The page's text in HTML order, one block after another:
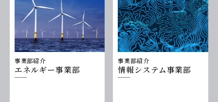
事業部紹介
エネルギー事業部
事業部紹介
情報システム事業部